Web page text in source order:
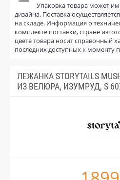
Упаковка товара может
дизайна. Поставка
на складе. Информация о
комплекте поставки, стране
цвете товара носит справочный
последних доступных к моменту
ЛЕЖАНКА STORYTAILS
ИЗ ВЕЛЮРА, ИЗУМРУД, S